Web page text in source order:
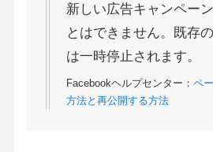
新しい広告キャンペー
とはできません。既存
は一時停止されます。
Facebookヘルプセンター： ペ
方法と再公開する方法